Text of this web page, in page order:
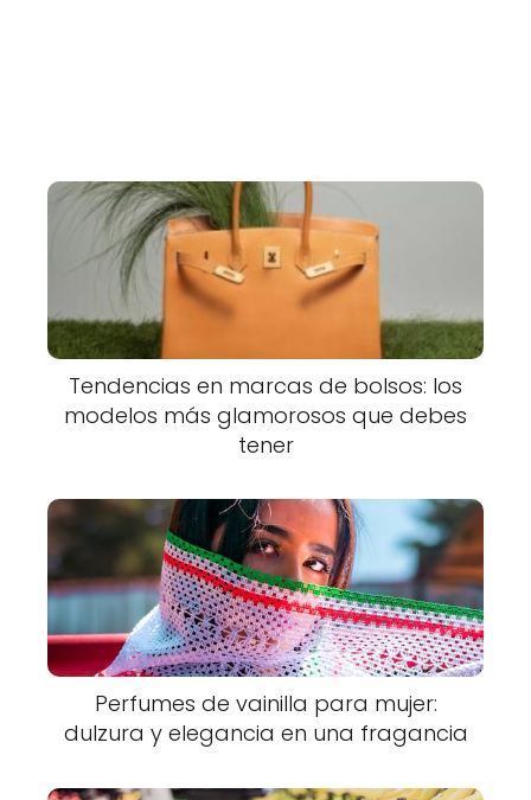
Tendencias en marcas de bolsos: los
modelos más glamorosos que debes
tener
Perfumes de vainilla para mujer:
dulzura y elegancia en una fragancia